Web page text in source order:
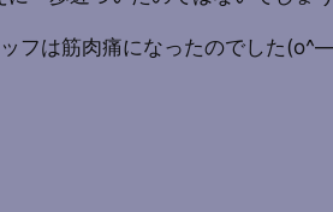
フは筋肉痛になったのでした